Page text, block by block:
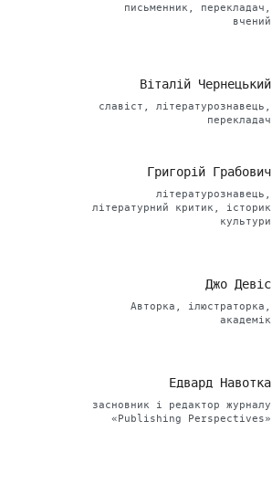
письменник, перекладач,
вчений
Віталій Чернецький
славіст, літературознавець,
перекладач
Григорій Грабович
літературознавець,
літературний критик, історик
культури
Джо Девіс
Авторка, ілюстраторка,
академік
Едвард Навотка
засновник і редактор журналу
«Publishing Perspectives»